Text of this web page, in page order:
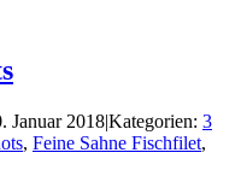
Januar 2018|Kategorien: 3
, Feine Sahne Fischfilet,